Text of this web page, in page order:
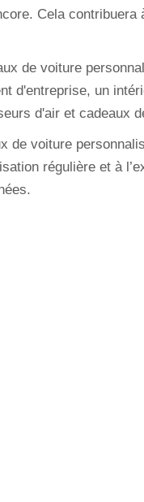
Cela
de voiture
d'entreprise, un
d'air et cadeaux
de voiture
régulière et à